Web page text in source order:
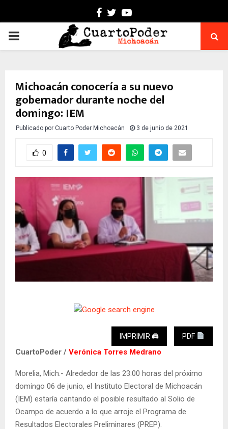
Facebook
TwitterYoutube
PRIMARY
Michoacán conocería a su nuevo
gobernador durante noche del
domingo: IEM
Publicado por Cuarto Poder Michoacán 3 de junio de 2021
0
IMPRIMIR 🖨 PDF
CuartoPoder / Verónica Torres Medrano
Morelia, Mich.- Alrededor de las 23:00 horas del próximo
domingo 06 de junio, el Instituto Electoral de Michoacán
(IEM) estaría cantando el posible resultado al Solio de
Ocampo de acuerdo a lo que arroje el Programa de
Resultados Electorales Preliminares (PREP).